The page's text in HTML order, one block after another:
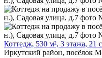
Коттедж, 530 м², 3 этажа, 21
Иркутский район, посёлок